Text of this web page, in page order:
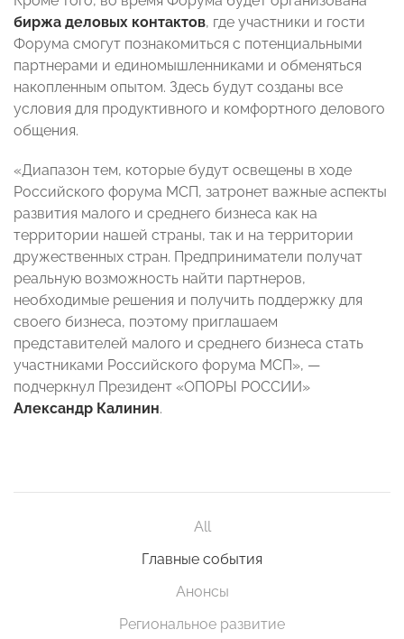
биржа деловых контактов, где участники и гости
Форума смогут познакомиться с потенциальными
партнерами и единомышленниками и обменяться
накопленным опытом. Здесь будут созданы все
условия для продуктивного и комфортного делового
общения.
«Диапазон тем, которые будут освещены в ходе
Российского форума МСП, затронет важные аспекты
развития малого и среднего бизнеса как на
территории нашей страны, так и на территории
дружественных стран. Предприниматели получат
реальную возможность найти партнеров,
необходимые решения и получить поддержку для
своего бизнеса, поэтому приглашаем
представителей малого и среднего бизнеса стать
участниками Российского форума МСП», —
подчеркнул Президент «ОПОРЫ РОССИИ»
Александр Калинин.
All
Главные события
Анонсы
Региональное развитие